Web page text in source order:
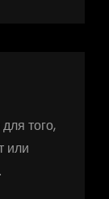
того,
или